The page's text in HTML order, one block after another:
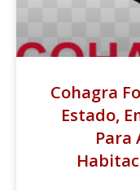
Cohagra
Estado,
Para